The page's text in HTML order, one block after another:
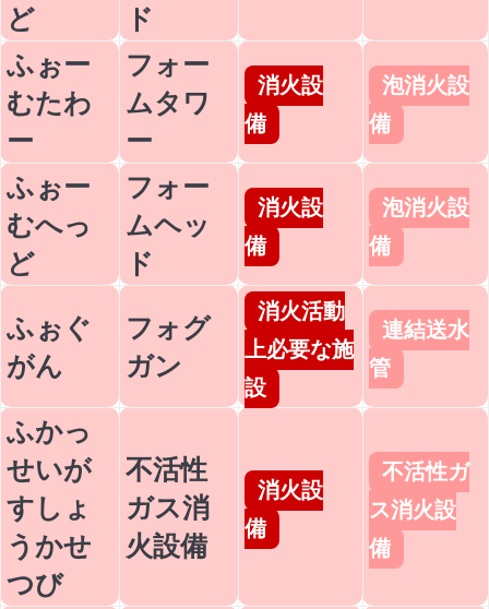
ど
ド
ふぉー
むたわ
ー
フォー
ムタワ
ー
消火設
備
泡消火設
備
ふぉー
むへっ
ど
フォー
ムヘッ
ド
消火設
備
泡消火設
備
ふぉぐ
がん
フォグ
ガン
消火活動
上必要な施
設
連結送水
管
ふかっ
せいが
すしょ
うかせ
つび
不活性
ガス消
火設備
消火設
備
不活性ガ
ス消火設
備